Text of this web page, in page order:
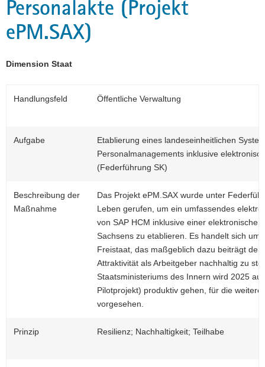
v
i
a
Personalakte (Projekt
ePM.SAX)
Dimension Staat
Handlungsfeld Öffentliche Verwaltung
Aufgabe
Etablierung eines landeseinheitlichen
Personalmanagements inklusive
(Federführung SK)
Beschreibung der
Maßnahme
Das Projekt ePM.SAX wurde unter
Leben gerufen, um ein umfassendes
von SAP HCM inklusive einer
Sachsens zu etablieren. Es handelt sich
Freistaat, das maßgeblich dazu beiträgt
Attraktivität als Arbeitgeber nachhaltig zu
Staatsministeriums des Innern wird 2025
Pilotprojekt) produktiv gehen, für die
vorgesehen.
Prinzip Resilienz; Nachhaltigkeit; Teilhabe